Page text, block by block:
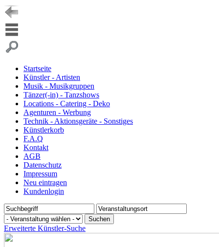
Startseite
Künstler - Artisten
Musik - Musikgruppen
Tänzer(-in) - Tanzshows
Locations - Catering - Deko
Agenturen - Werbung
Technik - Aktionsgeräte - Sonstiges
Künstlerkorb
F.A.Q
Kontakt
AGB
Datenschutz
Impressum
Neu eintragen
Kundenlogin
Erweiterte Künstler-Suche